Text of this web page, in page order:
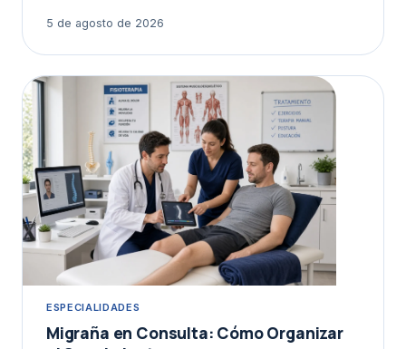
5 de agosto de 2026
ESPECIALIDADES
Migraña en Consulta: Cómo Organizar